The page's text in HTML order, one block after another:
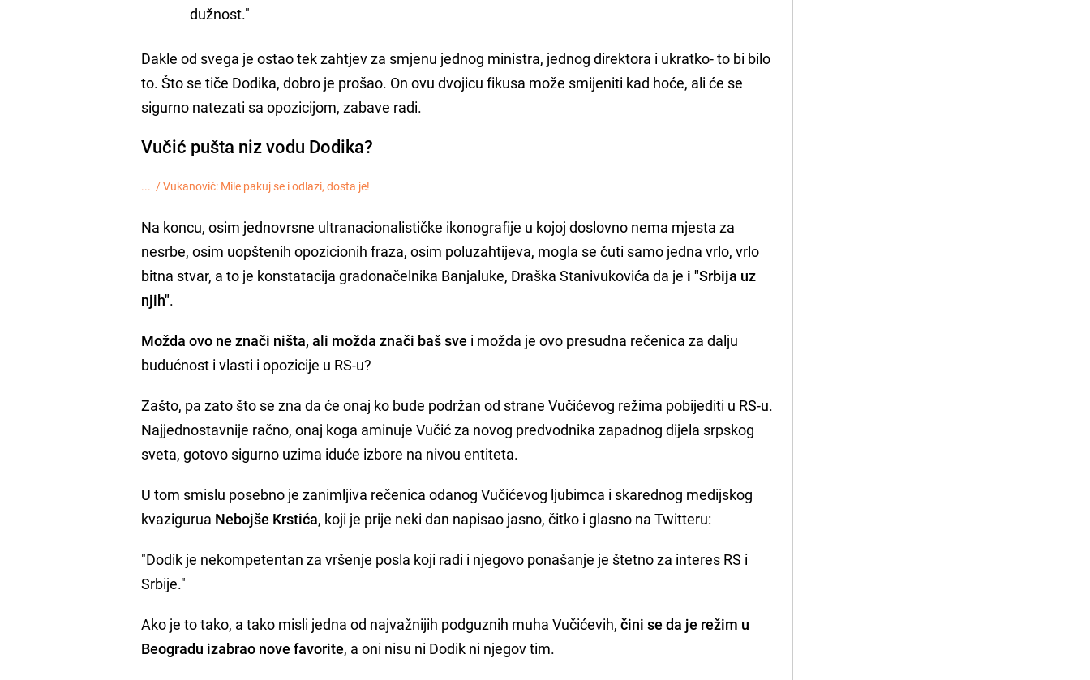
dužnost."
Dakle od svega je ostao tek zahtjev za smjenu jednog ministra, jednog direktora i ukratko- to bi bilo
to. Što se tiče Dodika, dobro je prošao. On ovu dvojicu fikusa može smijeniti kad hoće, ali će se
sigurno natezati sa opozicijom, zabave radi.
Vučić pušta niz vodu Dodika?
... /Vukanović: Mile pakuj se i odlazi, dosta je!
Na koncu, osim jednovrsne ultranacionalističke ikonografije u kojoj doslovno nema mjesta za
nesrbe, osim uopštenih opozicionih fraza, osim poluzahtijeva, mogla se čuti samo jedna vrlo, vrlo
bitna stvar, a to je konstatacija gradonačelnika Banjaluke, Draška Stanivukovića da je i "Srbija uz
njih".
Možda ovo ne znači ništa, ali možda znači baš sve i možda je ovo presudna rečenica za dalju
budućnost i vlasti i opozicije u RS-u?
Zašto, pa zato što se zna da će onaj ko bude podržan od strane Vučićevog režima pobijediti u RS-u.
Najjednostavnije račno, onaj koga aminuje Vučić za novog predvodnika zapadnog dijela srpskog
sveta, gotovo sigurno uzima iduće izbore na nivou entiteta.
U tom smislu posebno je zanimljiva rečenica odanog Vučićevog ljubimca i skarednog medijskog
kvazigurua Nebojše Krstića, koji je prije neki dan napisao jasno, čitko i glasno na Twitteru:
"Dodik je nekompetentan za vršenje posla koji radi i njegovo ponašanje je štetno za interes RS i
Srbije."
Ako je to tako, a tako misli jedna od najvažnijih podguznih muha Vučićevih,čini se da je režim u
Beogradu izabrao nove favorite, a oni nisu ni Dodik ni njegov tim.